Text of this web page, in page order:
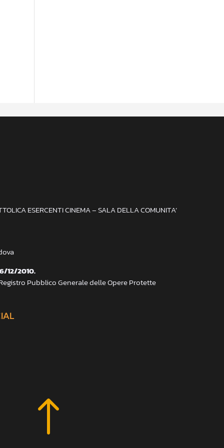
ESERCENTI CINEMA – SALA DELLA COMUNITA’
12/2010.
Pubblico Generale delle Opere Protette
!